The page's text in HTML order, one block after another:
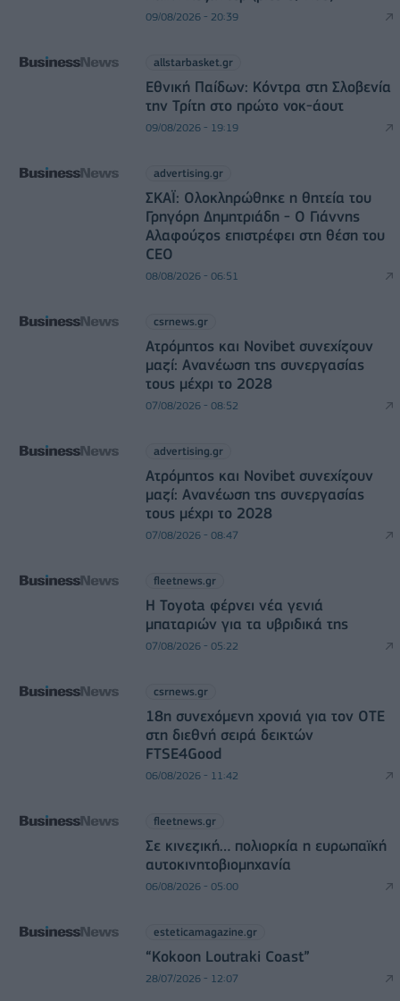
09/08/2026 - 20:39
allstarbasket.gr
Εθνική Παίδων: Κόντρα στη Σλοβενία
την Τρίτη στο πρώτο νοκ-άουτ
09/08/2026 - 19:19
advertising.gr
ΣΚΑΪ: Ολοκληρώθηκε η θητεία του
Γρηγόρη Δημητριάδη - Ο Γιάννης
Αλαφούζος επιστρέφει στη θέση του
CEO
08/08/2026 - 06:51
csrnews.gr
Ατρόμητος και Novibet συνεχίζουν
μαζί: Ανανέωση της συνεργασίας
τους μέχρι το 2028
07/08/2026 - 08:52
advertising.gr
Ατρόμητος και Novibet συνεχίζουν
μαζί: Ανανέωση της συνεργασίας
τους μέχρι το 2028
07/08/2026 - 08:47
fleetnews.gr
Η Toyota φέρνει νέα γενιά
μπαταριών για τα υβριδικά της
07/08/2026 - 05:22
csrnews.gr
18η συνεχόμενη χρονιά για τον ΟΤΕ
στη διεθνή σειρά δεικτών
FTSE4Good
06/08/2026 - 11:42
fleetnews.gr
Σε κινεζική… πολιορκία η ευρωπαϊκή
αυτοκινητοβιομηχανία
06/08/2026 - 05:00
esteticamagazine.gr
“Kokoon Loutraki Coast”
28/07/2026 - 12:07